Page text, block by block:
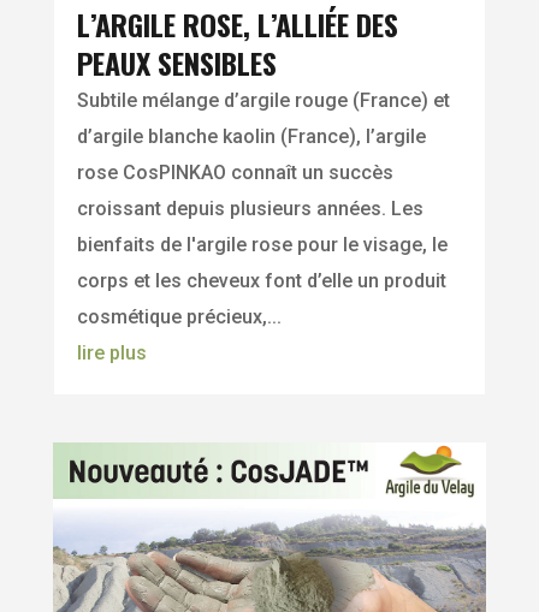
L’ARGILE ROSE, L’ALLIÉE DES
PEAUX SENSIBLES
Subtile mélange d’argile rouge (France) et
d’argile blanche kaolin (France), l’argile
rose CosPINKAO connaît un succès
croissant depuis plusieurs années. Les
bienfaits de l'argile rose pour le visage, le
corps et les cheveux font d’elle un produit
cosmétique précieux,...
lire plus